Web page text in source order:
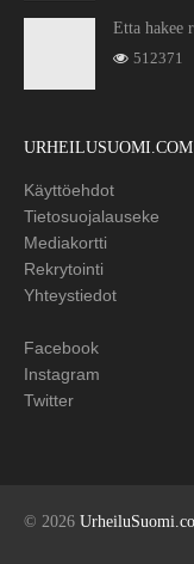
Etta hakee
512371
URHEILUSUOMI.COM
Käyttöehdot
Tietosuojalauseke
Mediakortti
Rekrytointi
Yhteystiedot
Facebook
Instagram
Twitter
© 2026